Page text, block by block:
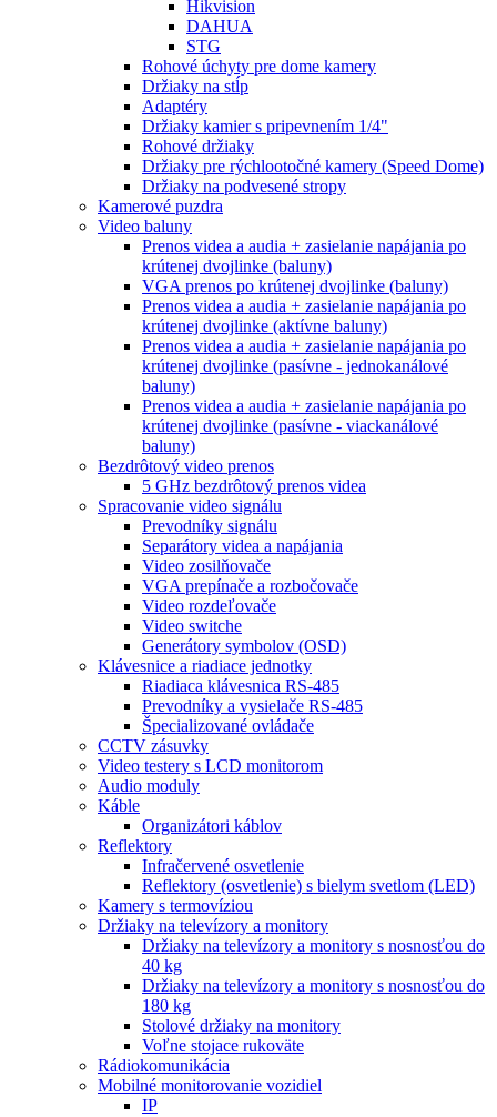
Hikvision
DAHUA
STG
Rohové úchyty pre dome kamery
Držiaky na stĺp
Adaptéry
Držiaky kamier s pripevnením 1/4"
Rohové držiaky
Držiaky pre rýchlootočné kamery (Speed Dome)
Držiaky na podvesené stropy
Kamerové puzdra
Video baluny
Prenos videa a audia + zasielanie napájania po
krútenej dvojlinke (baluny)
VGA prenos po krútenej dvojlinke (baluny)
Prenos videa a audia + zasielanie napájania po
krútenej dvojlinke (aktívne baluny)
Prenos videa a audia + zasielanie napájania po
krútenej dvojlinke (pasívne - jednokanálové
baluny)
Prenos videa a audia + zasielanie napájania po
krútenej dvojlinke (pasívne - viackanálové
baluny)
Bezdrôtový video prenos
5 GHz bezdrôtový prenos videa
Spracovanie video signálu
Prevodníky signálu
Separátory videa a napájania
Video zosilňovače
VGA prepínače a rozbočovače
Video rozdeľovače
Video switche
Generátory symbolov (OSD)
Klávesnice a riadiace jednotky
Riadiaca klávesnica RS-485
Prevodníky a vysielače RS-485
Špecializované ovládače
CCTV zásuvky
Video testery s LCD monitorom
Audio moduly
Káble
Organizátori káblov
Reflektory
Infračervené osvetlenie
Reflektory (osvetlenie) s bielym svetlom (LED)
Kamery s termovíziou
Držiaky na televízory a monitory
Držiaky na televízory a monitory s nosnosťou do
40 kg
Držiaky na televízory a monitory s nosnosťou do
180 kg
Stolové držiaky na monitory
Voľne stojace rukoväte
Rádiokomunikácia
Mobilné monitorovanie vozidiel
IP